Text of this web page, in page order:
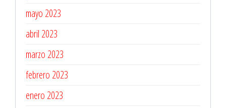
mayo 2023
abril 2023
marzo 2023
febrero 2023
enero 2023